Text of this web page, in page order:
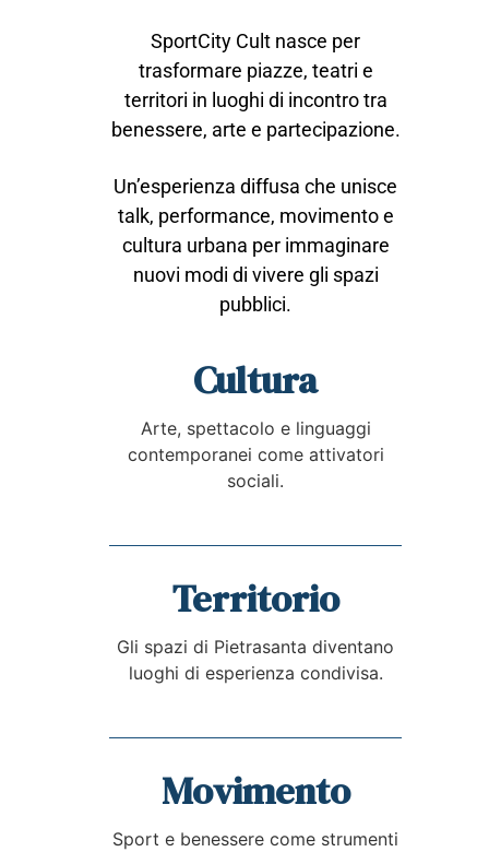
SportCity Cult nasce per
trasformare piazze, teatri e
territori in luoghi di incontro tra
benessere, arte e partecipazione.
Un’esperienza diffusa che unisce
talk, performance, movimento e
cultura urbana per immaginare
nuovi modi di vivere gli spazi
pubblici.
Cultura
Arte, spettacolo e linguaggi
contemporanei come attivatori
sociali.
Territorio
Gli spazi di Pietrasanta diventano
luoghi di esperienza condivisa.
Movimento
Sport e benessere come strumenti